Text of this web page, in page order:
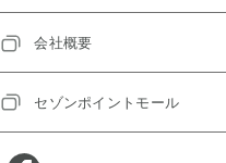
会社概要
セゾンポイントモール